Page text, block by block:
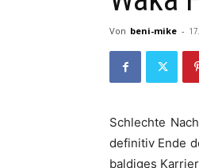
Von beni-mike -
Schlechte
definitiv Ende
baldiges